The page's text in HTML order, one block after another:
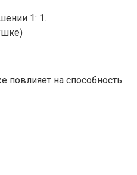
1: 1.
повлияет на способность